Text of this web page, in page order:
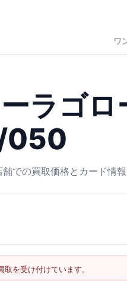
ワ
ラゴロ
050
での買取価格とカード情報
取を受け付けています。